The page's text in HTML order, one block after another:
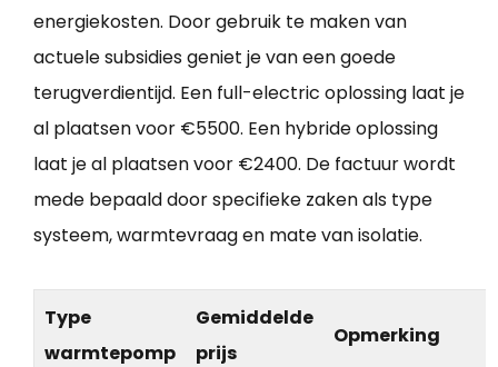
energiekosten. Door gebruik te maken van
actuele subsidies geniet je van een goede
terugverdientijd. Een full-electric oplossing laat je
al plaatsen voor €5500. Een hybride oplossing
laat je al plaatsen voor €2400. De factuur wordt
mede bepaald door specifieke zaken als type
systeem, warmtevraag en mate van isolatie.
Type
warmtepomp
Gemiddelde
prijs
Opmerking